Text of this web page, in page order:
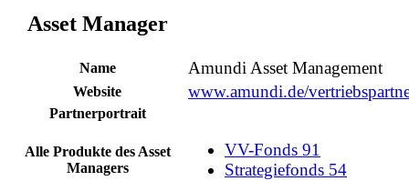
Asset Manager
Name Amundi Asset Management
Website www.amundi.de/
Partnerportrait
Alle Produkte des Asset
Managers
VV-Fonds 91
Strategiefonds 54